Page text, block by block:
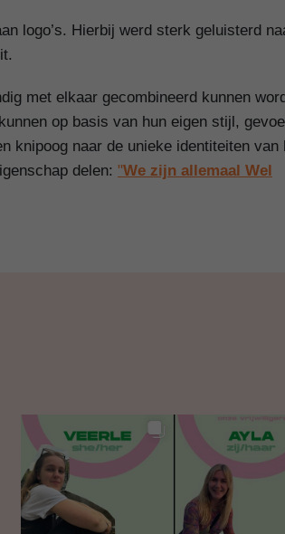
logo’s. Hierbij werd sterk geluisterd
met elkaar gecombineerd kunnen
op basis van hun eigen stijl,
knipoog naar de unieke identiteiten van
delen: "We zijn allemaal Wel